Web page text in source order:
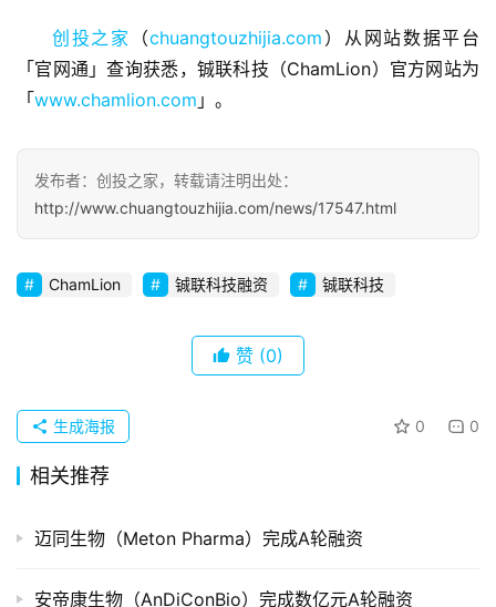
商
业
察
初
创
企
业
发
布
重
登录
投稿
创投之家 （chuangtouzhijia.com ）从网站数据平台
「官网通」查询获悉，铖联科技（ChamLion）官方网站为
「www.chamlion.com 」。
发布者：创投之家，转载请注明出处：
http://www.chuangtouzhijia.com/news/17547.html
ChamLion 铖联科技融资 铖联科技
赞 (0)
0 0
生成海报
相关推荐
迈同生物（Meton Pharma）完成A轮融资
安帝康生物（AnDiConBio）完成数亿元A轮融资